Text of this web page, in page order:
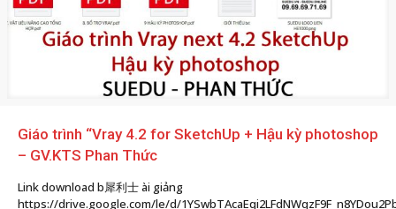
Giáo trình “Vray 4.2 for SketchUp + Hậu kỳ photoshop
– GV.KTS Phan Thức
Link download b 犀利士 ài giảng
https://drive.google.com/file/d/